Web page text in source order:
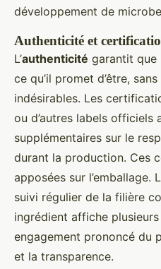
développement de
Authenticité et
L’authenticité garantit que
ce qu’il promet d’être,
indésirables. Les
ou d’autres labels
supplémentaires sur le
durant la production. Ces
apposées sur l’emballage.
suivi régulier de la filière
ingrédient affiche
engagement prononcé du
et la transparence.